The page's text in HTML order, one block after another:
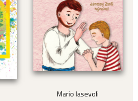
Mario Iasevoli